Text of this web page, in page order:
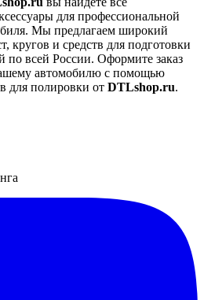
для профессиональной
Мы предлагаем широкий
кругов и средств для подготовки
всей России. Оформите заказ
автомобилю с помощью
для полировки от DTLshop.ru.